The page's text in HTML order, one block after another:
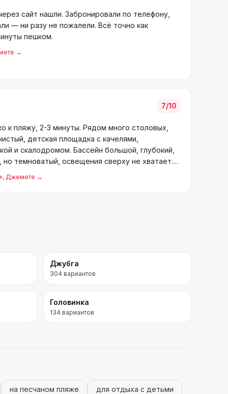
сайт нашли. Забронировали по телефону,
— ни разу не пожалели. Всё точно как
пешком.
→
7/10
к пляжу, 2-3 минуты. Рядом много столовых,
детская площадка с качелями,
и скалодромом. Бассейн большой, глубокий,
темноватый, освещения сверху не хватает.
, Джемете →
Джубга
304 вариантов
Головинка
134 вариантов
на песчаном пляже для отдыха с детьми